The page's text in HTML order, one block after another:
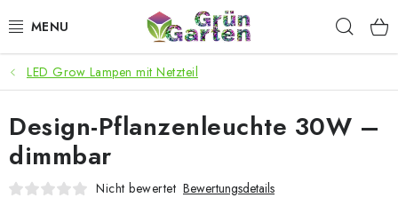
Inhalt
ANGEBOTE
LED PFLANZENLAMPEN
ANBAUBEDARF FÜR DEN HEIMANBAU
LED Grow Lampen mit Netzteil
Design-Pflanzenleuchte 30W –
dimmbar
Nicht bewertet Bewertungsdetails